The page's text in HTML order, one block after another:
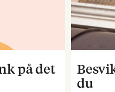
på det
du